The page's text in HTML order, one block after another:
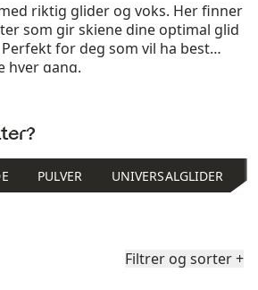
riktig glider og voks. Her finner
som gir skiene dine optimal glid
for deg som vil ha best
hver gang.
PULVER UNIVERSALGLIDER
Filtrer og sorter+